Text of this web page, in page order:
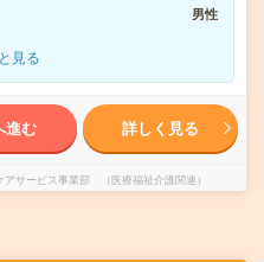
男性
見る
進む 詳しく見る
サービス事業部 （医療福祉介護関連）